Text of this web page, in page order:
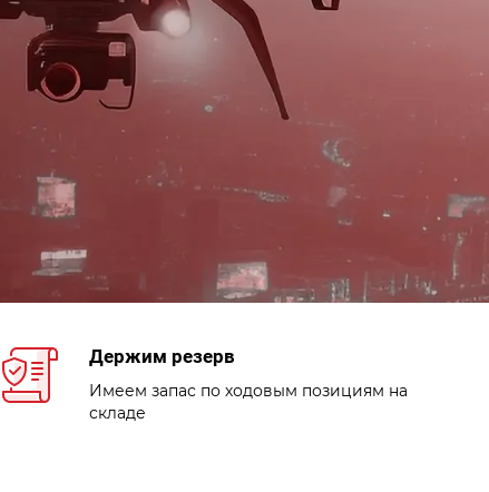
Держим резерв
Имеем запас по ходовым позициям на
складе